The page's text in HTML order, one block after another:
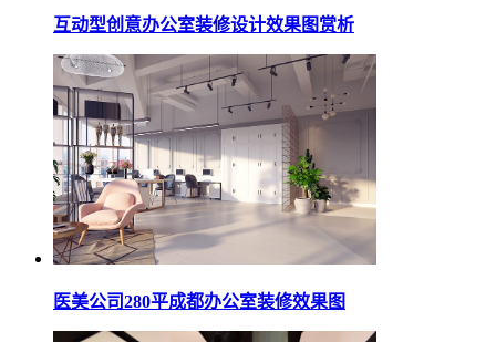
互动型创意办公室装修设计效果图赏析
医美公司280平成都办公室装修效果图